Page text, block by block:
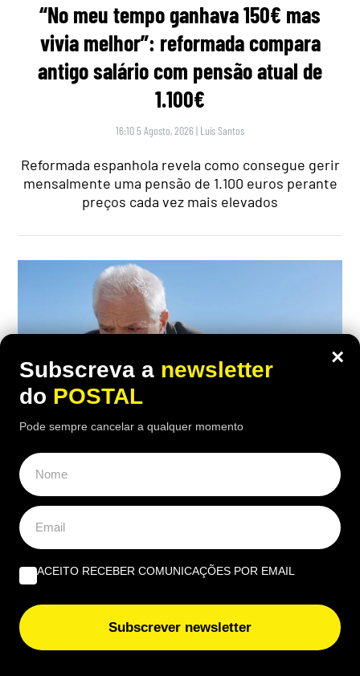
“No meu tempo ganhava 150€ mas
vivia melhor”: reformada compara
antigo salário com pensão atual de
1.100€
16:10 5 Agosto, 2026 | Luís Santos
Reformada espanhola revela como consegue gerir
mensalmente uma pensão de 1.100 euros perante
preços cada vez mais elevados
ECONOMIA,EUROPA,NACIONAL
“Trabalhei desde os 14 anos e com 46
anos de descontos tiraram‑me 18% da
pensão”: homem despedido aos 60 foi
forçado a reformar‑se aos 62
×
Subscreva a newsletter
do POSTAL
Pode sempre cancelar a qualquer momento
ACEITO RECEBER COMUNICAÇÕES POR EMAIL
Subscrever newsletter